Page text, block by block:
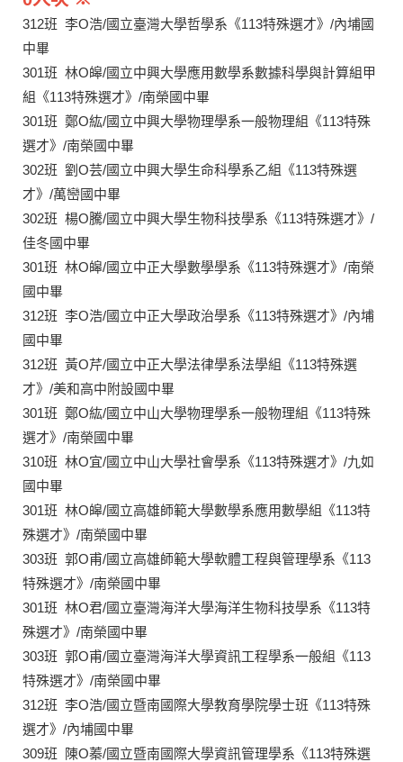
312班 李O浩/國立臺灣大學哲學系《113特殊選才》/內埔國
中畢
301班 林O皞/國立中興大學應用數學系數據科學與計算組甲
組《113特殊選才》/南榮國中畢
301班 鄭O紘/國立中興大學物理學系一般物理組《113特殊
選才》/南榮國中畢
302班 劉O芸/國立中興大學生命科學系乙組《113特殊選
才》/萬巒國中畢
302班 楊O騰/國立中興大學生物科技學系《113特殊選才》/
佳冬國中畢
301班 林O皞/國立中正大學數學學系《113特殊選才》/南榮
國中畢
312班 李O浩/國立中正大學政治學系《113特殊選才》/內埔
國中畢
312班 黃O芹/國立中正大學法律學系法學組《113特殊選
才》/美和高中附設國中畢
301班 鄭O紘/國立中山大學物理學系一般物理組《113特殊
選才》/南榮國中畢
310班 林O宜/國立中山大學社會學系《113特殊選才》/九如
國中畢
301班 林O皞/國立高雄師範大學數學系應用數學組《113特
殊選才》/南榮國中畢
303班 郭O甫/國立高雄師範大學軟體工程與管理學系《113
特殊選才》/南榮國中畢
301班 林O君/國立臺灣海洋大學海洋生物科技學系《113特
殊選才》/南榮國中畢
303班 郭O甫/國立臺灣海洋大學資訊工程學系一般組《113
特殊選才》/南榮國中畢
312班 李O浩/國立暨南國際大學教育學院學士班《113特殊
選才》/內埔國中畢
309班 陳O蓁/國立暨南國際大學資訊管理學系《113特殊選